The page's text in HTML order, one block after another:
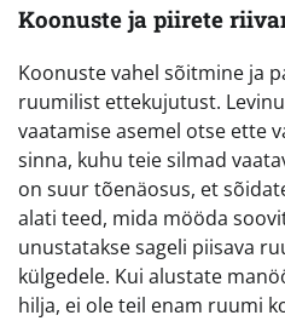
Koonuste ja piirete
Koonuste vahel sõitmine ja
ruumilist ettekujutust.
vaatamise asemel otse ette
sinna, kuhu teie silmad
on suur tõenäosus, et
alati teed, mida mööda
unustatakse sageli piisava
külgedele. Kui alustate
hilja, ei ole teil enam ruumi